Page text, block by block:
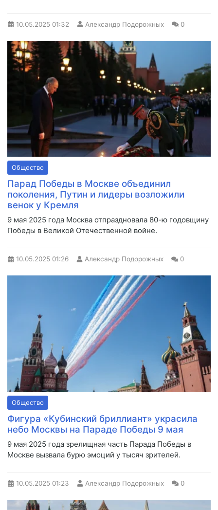
10.05.2025 01:32 Александр Подорожных 0
Общество
Парад Победы в Москве объединил
поколения, Путин и лидеры возложили
венок у Кремля
9 мая 2025 года Москва отпраздновала 80-ю годовщину
Победы в Великой Отечественной войне.
10.05.2025 01:26 Александр Подорожных 0
Общество
Фигура «Кубинский бриллиант» украсила
небо Москвы на Параде Победы 9 мая
9 мая 2025 года зрелищная часть Парада Победы в
Москве вызвала бурю эмоций у тысяч зрителей.
10.05.2025 01:23 Александр Подорожных 0